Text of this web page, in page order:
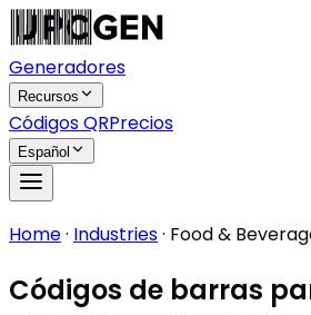
Generadores
Recursos
Códigos QRPrecios
Español
Home· Industries· Food &
Códigos de barras